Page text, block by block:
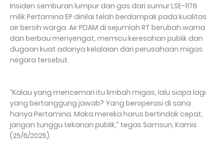
Insiden semburan lumpur dan gas dari sumur LSE-1176
milik Pertamina EP dinilai telah berdampak pada kualitas
air bersih warga. Air PDAM di sejumlah RT berubah warna
dan berbau menyengat, memicu keresahan publik dan
dugaan kuat adanya kelalaian dari perusahaan migas
negara tersebut.
“Kalau yang mencemari itu limbah migas, lalu siapa lagi
yang bertanggung jawab? Yang beroperasi di sana
hanya Pertamina. Maka mereka harus bertindak cepat,
jangan tunggu tekanan publik,” tegas Samsun, Kamis
(25/6/2025).